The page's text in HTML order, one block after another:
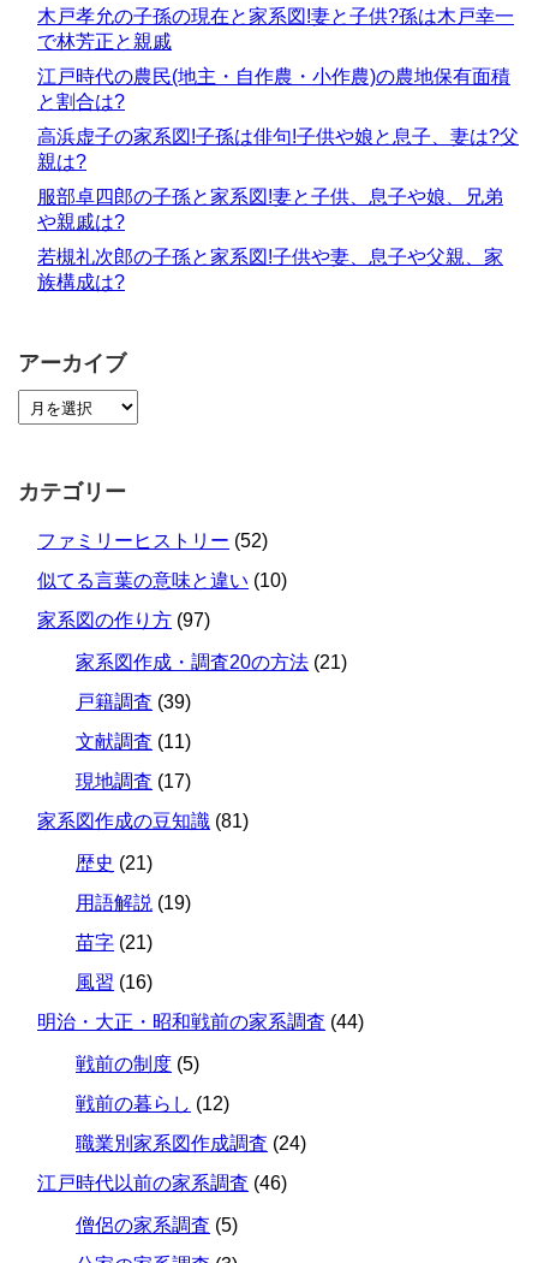
木戸孝允の子孫の現在と家系図!妻と子供?孫は木戸幸一
で林芳正と親戚
江戸時代の農民(地主・自作農・小作農)の農地保有面積
と割合は?
高浜虚子の家系図!子孫は俳句!子供や娘と息子、妻は?父
親は?
服部卓四郎の子孫と家系図!妻と子供、息子や娘、兄弟
や親戚は?
若槻礼次郎の子孫と家系図!子供や妻、息子や父親、家
族構成は?
アーカイブ
カテゴリー
ファミリーヒストリー (52)
似てる言葉の意味と違い (10)
家系図の作り方 (97)
家系図作成・調査20の方法 (21)
戸籍調査 (39)
文献調査 (11)
現地調査 (17)
家系図作成の豆知識 (81)
歴史 (21)
用語解説 (19)
苗字 (21)
風習 (16)
明治・大正・昭和戦前の家系調査 (44)
戦前の制度 (5)
戦前の暮らし (12)
職業別家系図作成調査 (24)
江戸時代以前の家系調査 (46)
僧侶の家系調査 (5)